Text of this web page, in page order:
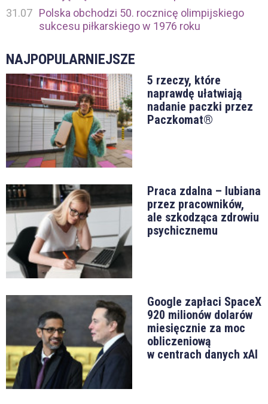
31.07 Polska obchodzi 50. rocznicę olimpijskiego
sukcesu piłkarskiego w 1976 roku
NAJPOPULARNIEJSZE
5 rzeczy, które
naprawdę ułatwiają
nadanie paczki przez
Paczkomat®
Praca zdalna – lubiana
przez pracowników,
ale szkodząca zdrowiu
psychicznemu
Google zapłaci SpaceX
920 milionów dolarów
miesięcznie za moc
obliczeniową
w centrach danych xAI